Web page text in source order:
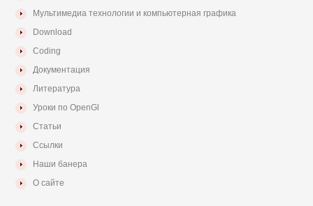
Мультимедиа технологии и компьютерная графика
Download
Coding
Документация
Литература
Уроки по OpenGl
Статьи
Ссылки
Наши банера
О сайте